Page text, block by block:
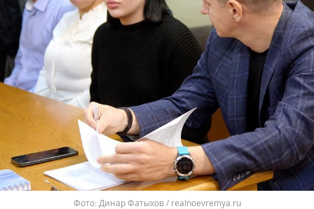
Динар Фатыхов / realnoevremya.ru